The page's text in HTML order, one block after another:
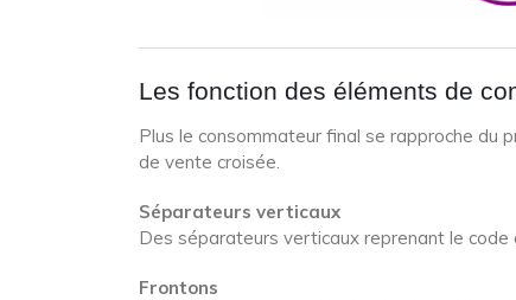
Les fonction des éléments de
Plus le consommateur final se rapproche du
de vente croisée.
Séparateurs verticaux
Des séparateurs verticaux reprenant le code
Frontons